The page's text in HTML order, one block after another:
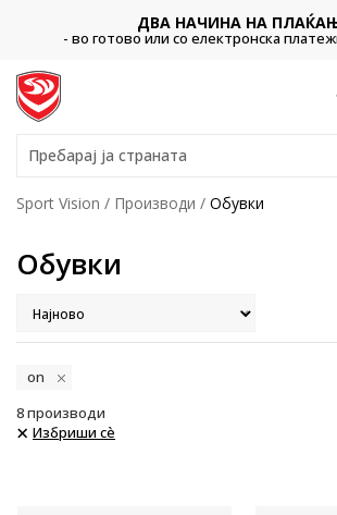
ДВА НАЧИНА НА
- во готово или со електронска
Пребарај ја страната
Sport Vision Производи Обувки
Обувки
on
8производи
Избриши сè